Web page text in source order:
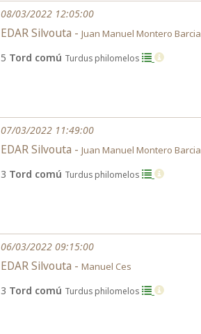
08/03/2022 12:05:00
EDAR Silvouta - Juan Manuel Montero Barcia
5 Tord comú Turdus philomelos
07/03/2022 11:49:00
EDAR Silvouta - Juan Manuel Montero Barcia
3 Tord comú Turdus philomelos
06/03/2022 09:15:00
EDAR Silvouta - Manuel Ces
3 Tord comú Turdus philomelos